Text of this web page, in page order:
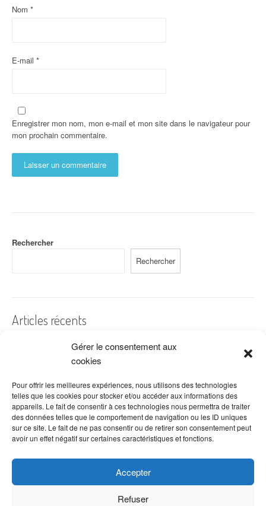
Gérer le consentement aux
cookies
Pour offrir les meilleures expériences, nous utilisons des technologies
telles que les cookies pour stocker et/ou accéder aux informations des
appareils. Le fait de consentir à ces technologies nous permettra de traiter
des données telles que le comportement de navigation ou les ID uniques
sur ce site. Le fait de ne pas consentir ou de retirer son consentement peut
avoir un effet négatif sur certaines caractéristiques et fonctions.
Accepter
Refuser
Nom *
E-mail *
Enregistrer mon nom, mon e-mail et mon site dans le navigateur pour
mon prochain commentaire.
Rechercher
Rechercher
Articles récents
A quelles dates de l’année offre-t-on des fleurs ?
Les fleurs préférées des Français
Combien de fois arroser un cactus ?
Quelles fleurs offrir pour la fête des mères ?
Idées de décoration avec fleurs séchées